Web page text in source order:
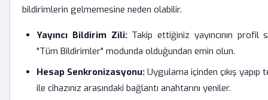
bildirimlerin gelmemesine neden olabilir.
Yayıncı Bildirim Zili:Takip ettiğiniz yayıncının profil
"Tüm Bildirimler" modunda olduğundan emin olun.
Hesap Senkronizasyonu: Uygulama içinden çıkış
ile cihazınız arasındaki bağlantı anahtarını yeniler.